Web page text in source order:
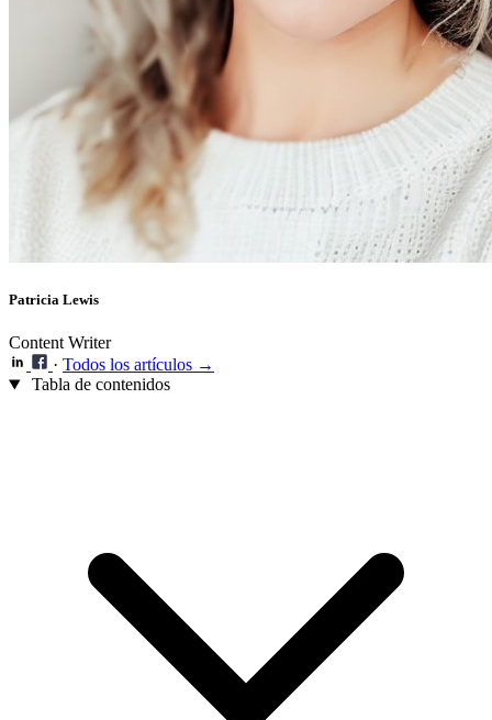
Patricia Lewis
Content Writer
· Todos los artículos →
Tabla de contenidos